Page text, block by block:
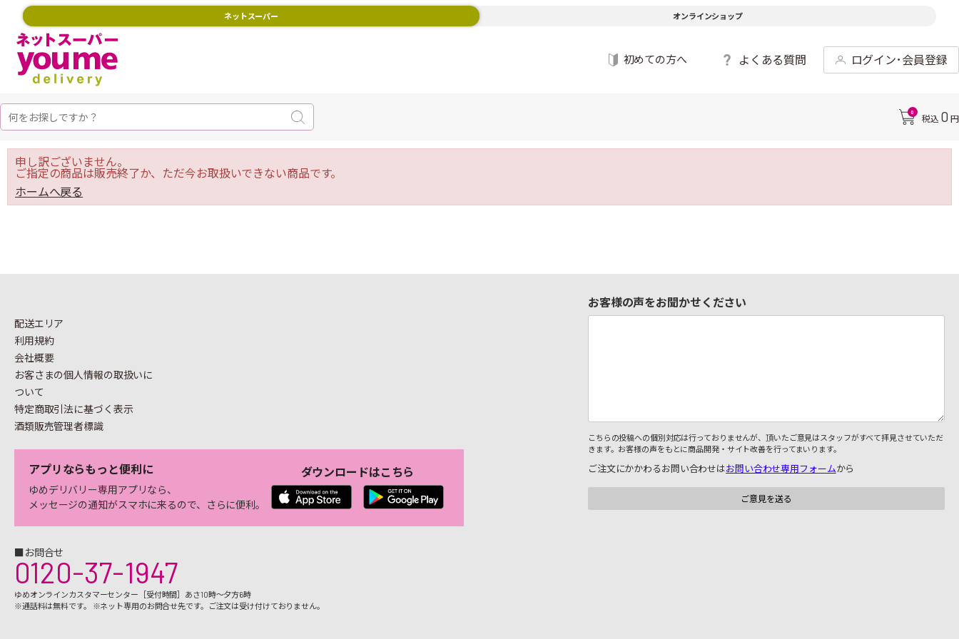
ネットスーパー オンラインショップ
初めての方へ よくある質問 ログイン･会員登録
0
税込 0 円
申し訳ございません。
ご指定の商品は販売終了か、ただ今お取扱いできない商品です。
ホームへ戻る
配送エリア
利用規約
会社概要
お客さまの個人情報の取扱いに
ついて
特定商取引法に基づく表示
酒類販売管理者標識
アプリならもっと便利に
ゆめデリバリー専用アプリなら、
メッセージの通知がスマホに来るので、さらに便利。
ダウンロードはこちら
■お問合せ
0120-37-1947
ゆめオンラインカスタマーセンター［受付時間］あさ10時～夕方6時
※通話料は無料です。 ※ネット専用のお問合せ先です。ご注文は受け付けておりません。
お客様の声をお聞かせください
こちらの投稿への個別対応は行っておりませんが、頂いたご意見はスタッフがすべて拝見させていただ
きます。お客様の声をもとに商品開発・サイト改善を行ってまいります。
ご注文にかかわるお問い合わせはお問い合わせ専用フォームから